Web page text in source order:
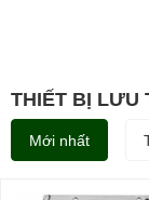
THIẾT BỊ LƯU
Mới nhất